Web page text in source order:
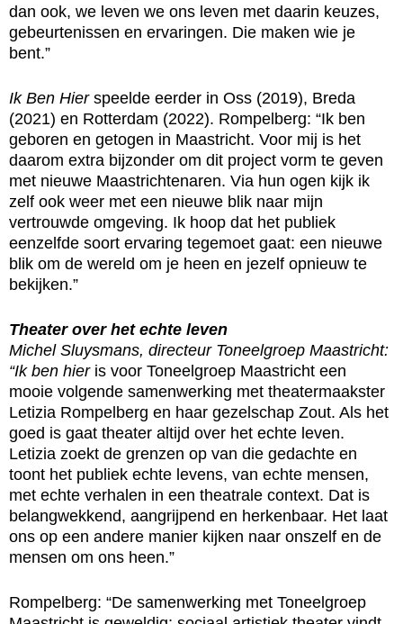
dan ook, we leven we ons leven met daarin keuzes,
gebeurtenissen en ervaringen. Die maken wie je
bent.”
Ik Ben Hierspeelde eerder in Oss (2019), Breda
(2021) en Rotterdam (2022). Rompelberg: “Ik ben
geboren en getogen in Maastricht. Voor mij is het
daarom extra bijzonder om dit project vorm te geven
met nieuwe Maastrichtenaren. Via hun ogen kijk ik
zelf ook weer met een nieuwe blik naar mijn
vertrouwde omgeving. Ik hoop dat het publiek
eenzelfde soort ervaring tegemoet gaat: een nieuwe
blik om de wereld om je heen en jezelf opnieuw te
bekijken.”
Theater over het echte leven
Michel Sluysmans, directeur Toneelgroep Maastricht:
“Ik ben hieris voor Toneelgroep Maastricht een
mooie volgende samenwerking met theatermaakster
Letizia Rompelberg en haar gezelschap Zout. Als het
goed is gaat theater altijd over het echte leven.
Letizia zoekt de grenzen op van die gedachte en
toont het publiek echte levens, van echte mensen,
met echte verhalen in een theatrale context. Dat is
belangwekkend, aangrijpend en herkenbaar. Het laat
ons op een andere manier kijken naar onszelf en de
mensen om ons heen.”
Rompelberg: “De samenwerking met Toneelgroep